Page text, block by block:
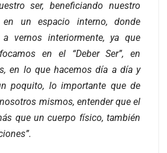
ser, beneficiando nuestro
en un espacio interno, donde
vernos interiormente, ya que
en el “Deber Ser”, en
en lo que hacemos día a día y
poquito, lo importante que de
mismos, entender que el
que un cuerpo físico, también